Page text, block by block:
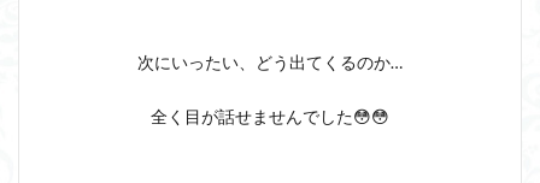
次にいったい、どう出てくるのか…
全く目が話せませんでした😳😳